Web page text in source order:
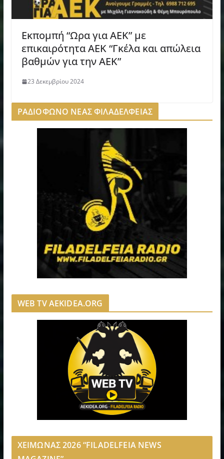
Εκπομπή “Ωρα για ΑΕΚ” με
επικαιρότητα ΑΕΚ “Γκέλα και απώλεια
βαθμών για την ΑΕΚ”
23 Δεκεμβρίου 2024
ΡΑΔΙΟΦΩΝΟ ΝΕΑΣ ΦΙΛΑΔΕΛΦΕΙΑΣ
WEB TV AEKIDEA.ORG
ΧΕΙΜΩΝΑΣ 2026 “FILADELFEIA NEWS